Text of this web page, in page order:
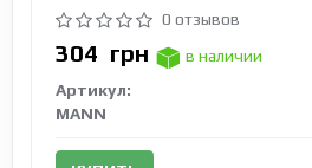
0 отзывов
304 грн
в наличии
Артикул:
MANN